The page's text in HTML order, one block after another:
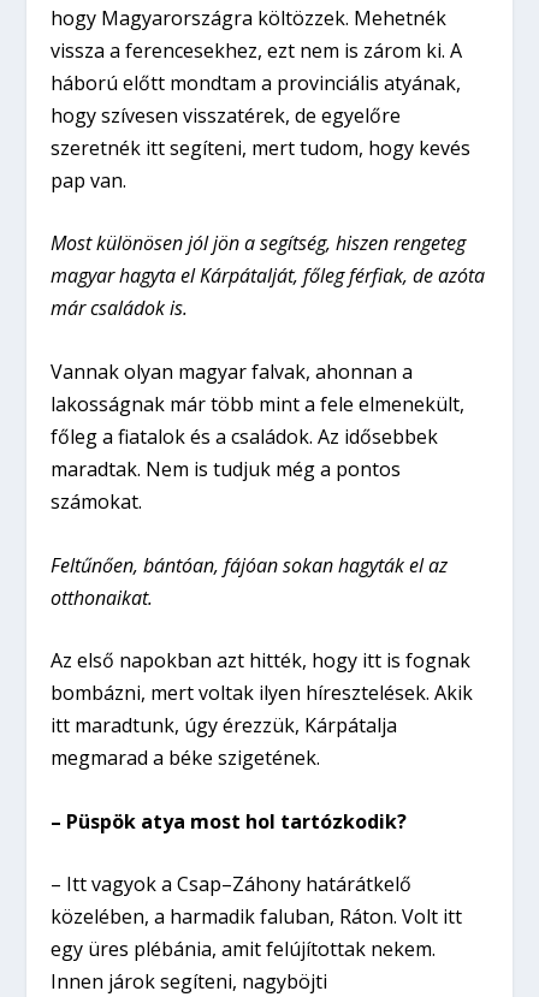
hogy Magyarországra költözzek. Mehetnék
vissza a ferencesekhez, ezt nem is zárom ki. A
háború előtt mondtam a provinciális atyának,
hogy szívesen visszatérek, de egyelőre
szeretnék itt segíteni, mert tudom, hogy kevés
pap van.
Most különösen jól jön a segítség, hiszen rengeteg
magyar hagyta el Kárpátalját, főleg férfiak, de azóta
már családok is.
Vannak olyan magyar falvak, ahonnan a
lakosságnak már több mint a fele elmenekült,
főleg a fiatalok és a családok. Az idősebbek
maradtak. Nem is tudjuk még a pontos
számokat.
Feltűnően, bántóan, fájóan sokan hagyták el az
otthonaikat.
Az első napokban azt hitték, hogy itt is fognak
bombázni, mert voltak ilyen híresztelések. Akik
itt maradtunk, úgy érezzük, Kárpátalja
megmarad a béke szigetének.
– Püspök atya most hol tartózkodik?
– Itt vagyok a Csap–Záhony határátkelő
közelében, a harmadik faluban, Ráton. Volt itt
egy üres plébánia, amit felújítottak nekem.
Innen járok segíteni, nagyböjti